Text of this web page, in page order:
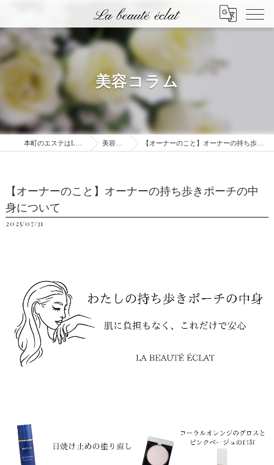
美容コラム
美容コラム 【オーナーのこと】オーナーの持ち歩きポーチの中身について
【オーナーのこと】オーナーの持ち歩きポーチの中
身について
2025/07/31